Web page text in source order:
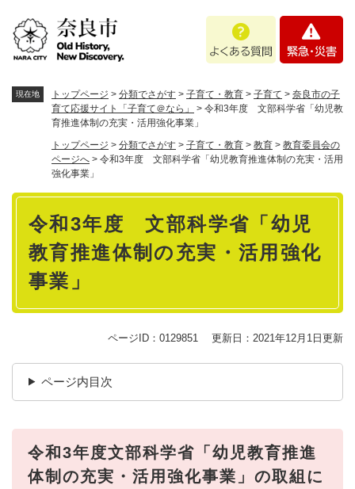
あ
問
・
現在地 トップページ > 分類でさがす > 子育て・教育 > 子育て > 奈良市の子
育て応援サイト「子育て＠なら」
> 令和3年度 文部科学省「幼児教
育推進体制の充実・活用強化事業」
トップページ > 分類でさがす > 子育て・教育 > 教育 > 教育委員会の
ページへ > 令和3年度 文部科学省「幼児教育推進体制の充実・活用
強化事業」
本
令和3年度 文部科学省「幼児
教育推進体制の充実・活用強化
事業」
ページID：0129851 更新日：2021年12月1日更新
ページ内目次
令和3年度文部科学省「幼児教育推進
体制の充実・活用強化事業」の取組に